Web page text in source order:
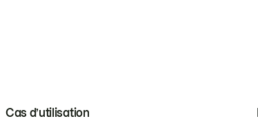
Cas d’utilisation